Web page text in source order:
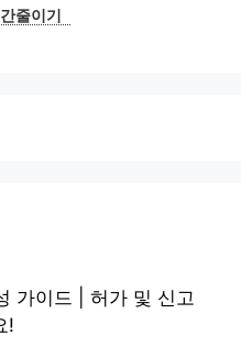
줄이기
가이드 | 허가 및 신고
!